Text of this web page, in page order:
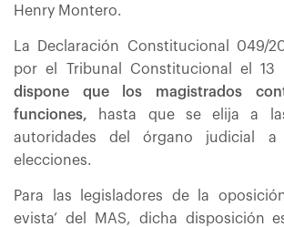
Henry Montero.
La Declaración Constitucional 049/
por el Tribunal Constitucional el 13
dispone que los magistrados
funciones, hasta que se elija a
autoridades del órgano judicial
elecciones.
Para las legisladores de la
evista’ del MAS, dicha disposición